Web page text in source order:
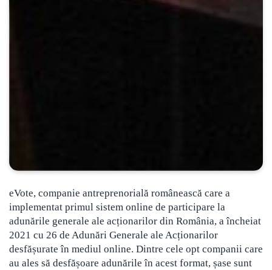
eVote, companie antreprenorială românească care a
implementat primul sistem online de participare la
adunările generale ale acționarilor din România, a încheiat
2021 cu 26 de Adunări Generale ale Acționarilor
desfășurate în mediul online. Dintre cele opt companii care
au ales să desfășoare adunările în acest format, șase sunt